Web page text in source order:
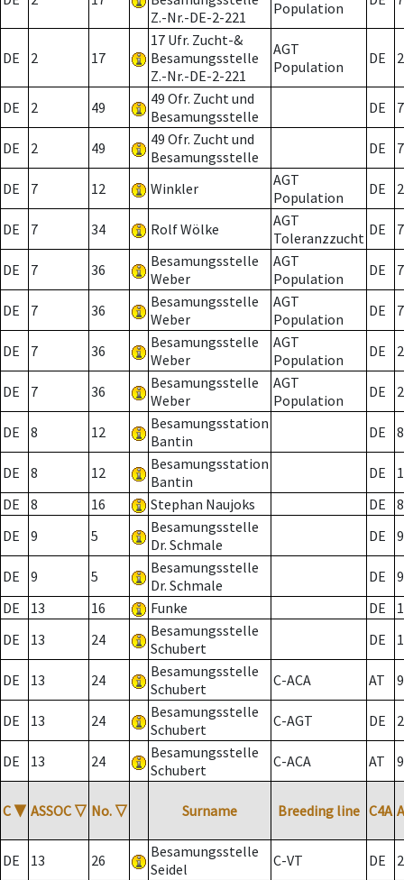
Z.-Nr.-DE-2-221
Population
DE 2 17
17 Ufr. Zucht-&
Besamungsstelle
Z.-Nr.-DE-2-221
AGT
Population
DE 2
DE 2 49
49 Ofr. Zucht und
Besamungsstelle
DE 7
DE 2 49
49 Ofr. Zucht und
Besamungsstelle
DE 7
DE 7 12 Winkler
AGT
Population
DE 2
DE 7 34 Rolf Wölke
AGT
Toleranzzucht DE 7
DE 7 36
Besamungsstelle
Weber
AGT
Population
DE 7
DE 7 36
Besamungsstelle
Weber
AGT
Population
DE 7
DE 7 36
Besamungsstelle
Weber
AGT
Population
DE 2
DE 7 36
Besamungsstelle
Weber
AGT
Population
DE 2
DE 8 12
Besamungsstation
Bantin
DE 8
DE 8 12
Besamungsstation
Bantin
DE
DE
8 16 Stephan Naujoks DE
8
DE
9 5
Besamungsstelle
Dr. Schmale
DE 9
DE 9 5
Besamungsstelle
Dr. Schmale
DE
9
DE
13 16 Funke DE
DE
13 24
Besamungsstelle
Schubert
DE
DE 13 24
Besamungsstelle
Schubert
C-ACA AT
DE 13 24
Besamungsstelle
Schubert
C-AGT DE 2
DE 13 24
Besamungsstelle
Schubert
C-ACA AT
C ▼ ASSOC ▽ No. ▽ Surname Breeding line C4A
DE 13 26
Besamungsstelle
Seidel
C-VT DE 2